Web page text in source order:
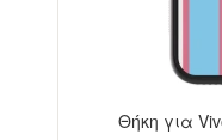
Θήκη για